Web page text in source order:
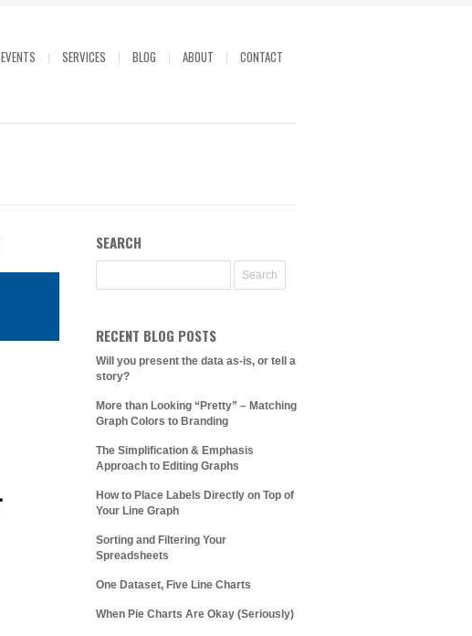
EVENTS SERVICES BLOG ABOUT CONTACT
SEARCH
RECENT BLOG POSTS
Will you present the data as-is, or tell a
story?
More than Looking “Pretty” – Matching
Graph Colors to Branding
The Simplification & Emphasis
Approach to Editing Graphs
How to Place Labels Directly on Top of
Your Line Graph
Sorting and Filtering Your
Spreadsheets
One Dataset, Five Line Charts
When Pie Charts Are Okay (Seriously)